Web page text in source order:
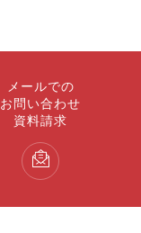
メールでの
お問い合わせ
資料請求